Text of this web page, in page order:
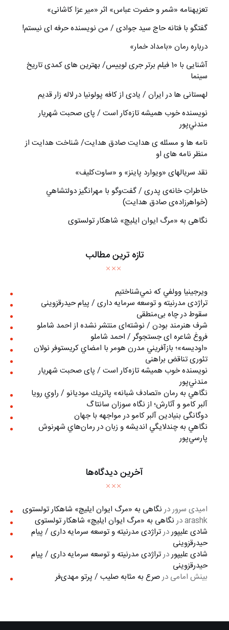
تعزیه‎نامه‏ «شمر و حضرت عباس» اثر «میر عزا کاشانی»
گفتگو با فتانه حاج سید جوادی / من نویسنده حرفه ای نیستم!
درباره رمان «بامداد خمار»
آشنایی با 10 فیلم برتر جری لوییس/ بهترین های کمدی تاریخ
سینما
لهستانی ها در ایران / یادی از کافه پولونیا در لاله زار قدیم
نويسنده خوب هميشه تازه‌كار است / پای صحبت شهريار
مندني‌پور
نامه ها و مسئله ی هدایت صادق هدایت/ شناخت هدایت از
منظر نامه های او
نقد سریالهای «ویوارد پاینز» و «ساوت‌کلیف»
خاطراتِ خانه‌ی پدری / گفت‌وگو با مهرانگيز دولتشاهي
(خواهرزاده‌ی صادق هدايت)
نگاهی به «مرگ ايوان ايليچ» شاهکار تولستوی
تازه ترین مطالب
ويرجينيا وولفي كه نمي‌شناختيم
تراژدی مدرنیته و توسعه سرمایه داری / پیام حیدرقزوینی
سقوط در چاه بی‌منطقی
شرف هنرمند بودن / نوشته‌ای منتشر نشده از احمد شاملو
فروغ شاعره ای جستجوگر / احمد شاملو
«اوديسه»؛ بازآفريني مدرن هومر با امضاي كريستوفر نولان
تئوری تناقض براهنی
نويسنده خوب هميشه تازه‌كار است / پای صحبت شهريار
مندني‌پور
نگاهي به رمان «تصادف شبانه» پاتريك موديانو / راوي رويا
آلبر کامو و آثارش؛ از نگاه سوزان سانتاگ
دوگانگی بنیادین آلبر کامو در مواجهه با جهان
نگاهي به چندلايگي انديشه و زبان در رمان‌هاي شهرنوش
پارسي‌پور
آخرین دیدگاه‌ها
امیدی سروردر نگاهی به «مرگ ايوان ايليچ» شاهکار تولستوی
arashkدر نگاهی به «مرگ ايوان ايليچ» شاهکار تولستوی
شادی علیپوردرتراژدی مدرنیته و توسعه سرمایه داری / پیام
حیدرقزوینی
شادی علیپوردرتراژدی مدرنیته و توسعه سرمایه داری / پیام
حیدرقزوینی
بینش امامی درصرع به مثابه صلیب / پرتو مهدی‌فر